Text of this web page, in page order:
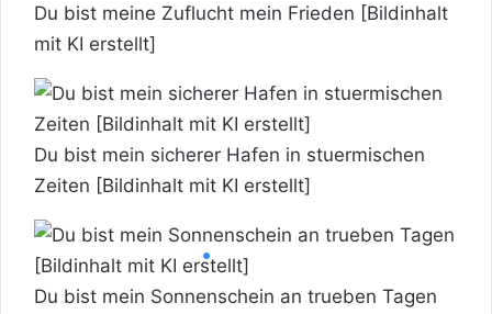
Du bist meine Zuflucht mein Frieden [Bildinhalt
mit KI erstellt]
Du bist mein sicherer Hafen in stuermischen
Zeiten [Bildinhalt mit KI erstellt]
Du bist mein Sonnenschein an trueben Tagen